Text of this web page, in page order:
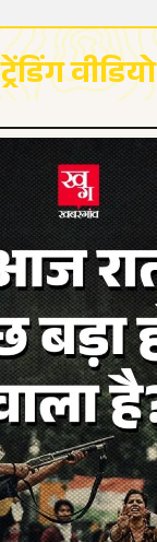
ट्रेंडिंग वीडियो